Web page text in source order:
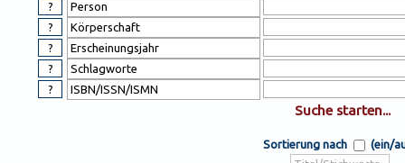
Sortierung nach (ein/